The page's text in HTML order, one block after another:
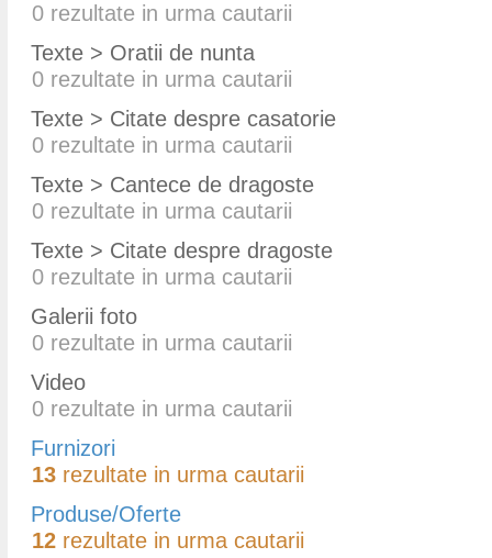
0 rezultate in urma cautarii
Texte > Oratii de nunta
0 rezultate in urma cautarii
Texte > Citate despre casatorie
0 rezultate in urma cautarii
Texte > Cantece de dragoste
0 rezultate in urma cautarii
Texte > Citate despre dragoste
0 rezultate in urma cautarii
Galerii foto
0 rezultate in urma cautarii
Video
0 rezultate in urma cautarii
Furnizori
13 rezultate in urma cautarii
Produse/Oferte
12 rezultate in urma cautarii